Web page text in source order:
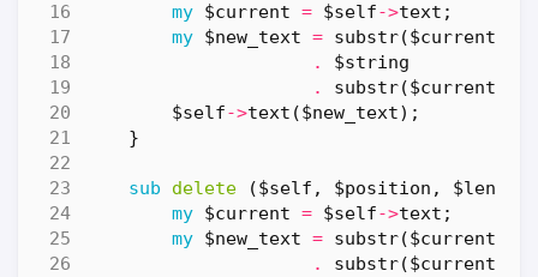
my $current = $self->text ;
my $new_text = substr($current
.
$string
.
substr($current
$self->text ($new_text);
}
sub delete
($self, $position,
my $current = $self->text ;
my $new_text = substr($current
.
substr($current